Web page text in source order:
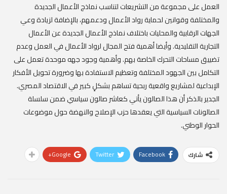
العمل على مجموعة من التشريعات لتناسب نماذج الأعمال الجديدة
والمختلفة وقوانين لحماية رواد الأعمال ودعمهم، بالإضافة لزيادة وعي
الجهات الرقابية والمحليات باختلاف نماذج الأعمال الجديدة عن الأعمال
التجارية التقليدية. وأيضا أهمية فتح المجال لرواد الأعمال في العمل وعدم
تضييق مساحات التحرك الخاصة بهم. وأهمية وجود جهه موحدة تعمل على
التكامل بين الجهود المختلفة وتعظيم الاستفادة بها وضرورة تحويل الأفكار
الإبداعية لمشاريع واقعية ربحية تساهم بشكلٍ كبير في الاقتصاد المصري.
الجدير بالذكر أن هذا الصالون يأتي كعاشر صالون سياسي ضمن سلسلة
الصالونات السياسية التي يعقدها حزب الإصلاح والنهضة حول موضوعات
الحوار الوطني.
شارك Facebook
Twitter
Google+